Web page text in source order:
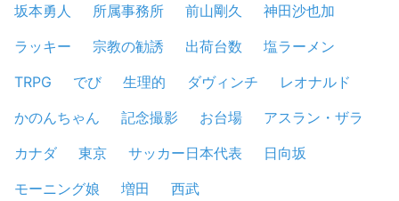
坂本勇人
所属事務所 前山剛久
神田沙也加
ラッキー
宗教の勧誘 出荷台数
塩ラーメン
TRPG
でび 生理的 ダヴィンチ
レオナルド
かのんちゃん
記念撮影 お台場
アスラン・ザラ
カナダ
東京 サッカー日本代表
日向坂
モーニング娘
増田 西武